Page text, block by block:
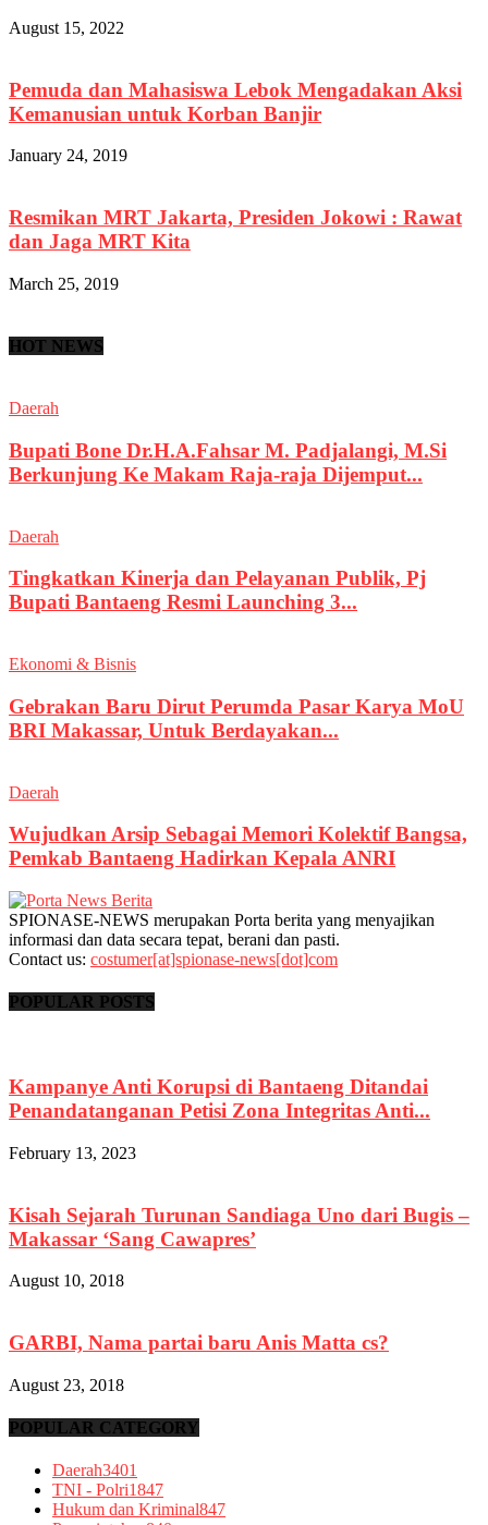
August 15, 2022
Pemuda dan Mahasiswa Lebok Mengadakan Aksi
Kemanusian untuk Korban Banjir
January 24, 2019
Resmikan MRT Jakarta, Presiden Jokowi : Rawat
dan Jaga MRT Kita
March 25, 2019
HOT NEWS
Daerah
Bupati Bone Dr.H.A.Fahsar M. Padjalangi, M.Si
Berkunjung Ke Makam Raja-raja Dijemput...
Daerah
Tingkatkan Kinerja dan Pelayanan Publik, Pj
Bupati Bantaeng Resmi Launching 3...
Ekonomi & Bisnis
Gebrakan Baru Dirut Perumda Pasar Karya MoU
BRI Makassar, Untuk Berdayakan...
Daerah
Wujudkan Arsip Sebagai Memori Kolektif Bangsa,
Pemkab Bantaeng Hadirkan Kepala ANRI
SPIONASE-NEWS merupakan Porta berita yang menyajikan
informasi dan data secara tepat, berani dan pasti.
Contact us: costumer[at]spionase-news[dot]com
POPULAR POSTS
Kampanye Anti Korupsi di Bantaeng Ditandai
Penandatanganan Petisi Zona Integritas Anti...
February 13, 2023
Kisah Sejarah Turunan Sandiaga Uno dari Bugis –
Makassar ‘Sang Cawapres’
August 10, 2018
GARBI, Nama partai baru Anis Matta cs?
August 23, 2018
POPULAR CATEGORY
Daerah3401
TNI - Polri1847
Hukum dan Kriminal847